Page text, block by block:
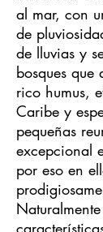
al mar, con
de
de lluvias y
bosques que
rico humus,
Caribe y
pequeñas
excepcional
por eso en